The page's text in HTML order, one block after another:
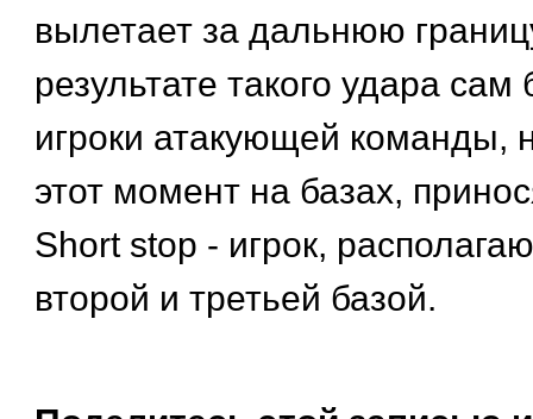
вылетает за дальнюю
результате такого удара сам
игроки атакующей команды,
этот момент на базах,
Short stop - игрок,
второй и третьей базой.